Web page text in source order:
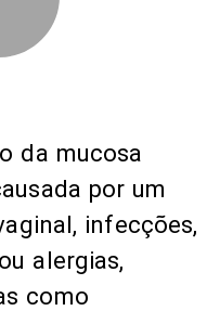
da mucosa
por um
infecções,
alergias,
como